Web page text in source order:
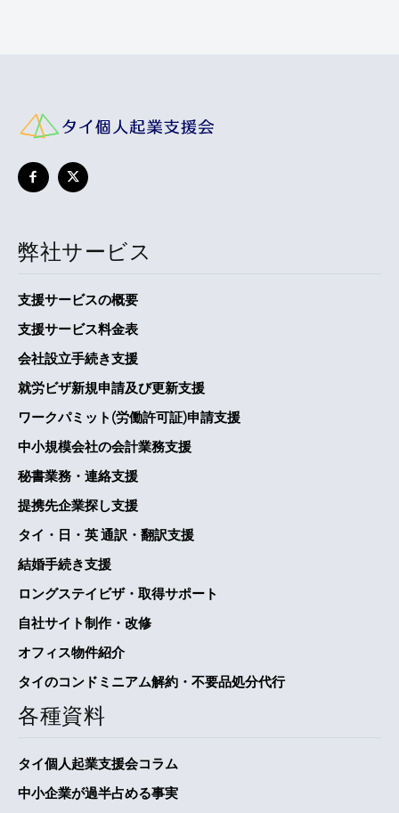
弊社サービス
支援サービスの概要
支援サービス料金表
会社設立手続き支援
就労ビザ新規申請及び更新支援
ワークパミット(労働許可証)申請支援
中小規模会社の会計業務支援
秘書業務・連絡支援
提携先企業探し支援
タイ・日・英 通訳・翻訳支援
結婚手続き支援
ロングステイビザ・取得サポート
自社サイト制作・改修
オフィス物件紹介
タイのコンドミニアム解約・不要品処分代行
各種資料
タイ個人起業支援会コラム
中小企業が過半占める事実